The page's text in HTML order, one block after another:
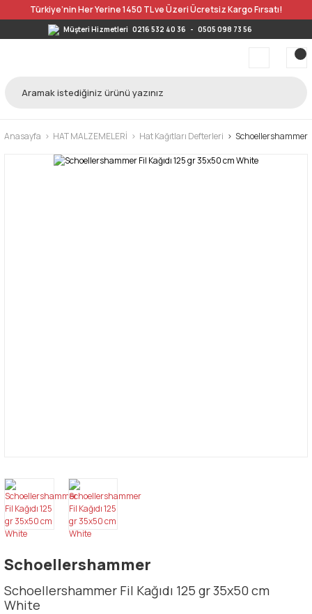
Türkiye’nin Her Yerine 1450 TL ve Üzeri Ücretsiz Kargo Fırsatı!
Müşteri Hizmetleri 0216 532 40 36 - 0505 098 73 56
Anasayfa HAT MALZEMELERİ Hat Kağıtları Defterleri Schoellershammer
Schoellershammer
Schoellershammer Fil Kağıdı 125 gr 35x50 cm
White